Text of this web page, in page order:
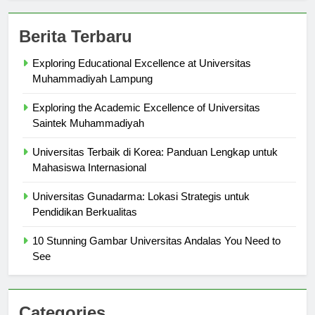
Exploring Educational Excellence at Universitas
Exploring the Academic Excellence of Universitas
Universitas Terbaik di Korea: Panduan Lengkap untuk
Universitas Gunadarma: Lokasi Strategis untuk
10 Stunning Gambar Universitas Andalas You Need to